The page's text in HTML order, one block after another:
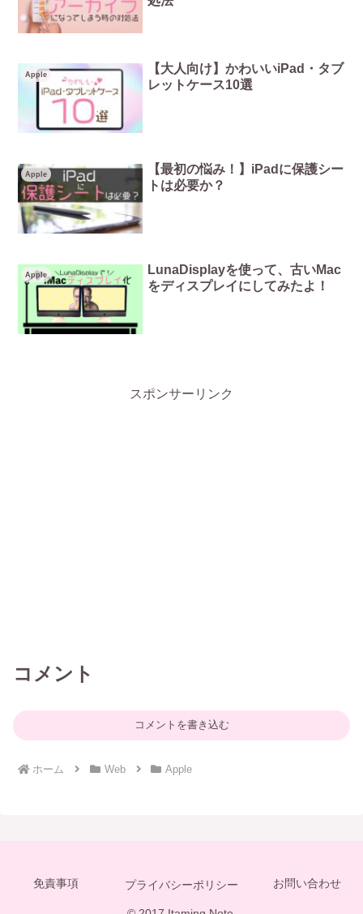
Apple
【大人向け】かわいいiPad・タブ
レットケース10選
Apple
【最初の悩み！】iPadに保護シー
トは必要か？
Apple
LunaDisplayを使って、古いMac
をディスプレイにしてみたよ！
スポンサーリンク
コメント
コメントを書き込む
ホーム Web Apple
免責事項 プライバシーポリシー お問い合わせ